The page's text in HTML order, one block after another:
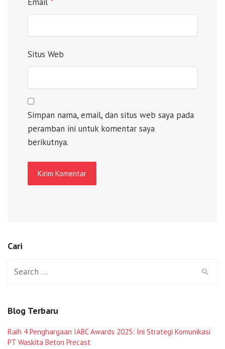
Situs Web
Simpan nama, email, dan situs web saya pada
peramban ini untuk komentar saya
berikutnya.
Cari
Blog Terbaru
Raih 4 Penghargaan IABC Awards 2025: Ini Strategi Komunikasi
PT Waskita Beton Precast